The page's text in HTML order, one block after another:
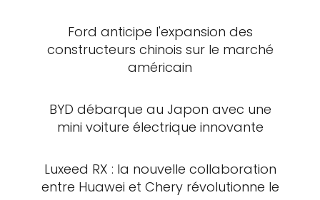
Ford anticipe l'expansion des
constructeurs chinois sur le marché
américain
BYD débarque au Japon avec une
mini voiture électrique innovante
Luxeed RX : la nouvelle collaboration
entre Huawei et Chery révolutionne le